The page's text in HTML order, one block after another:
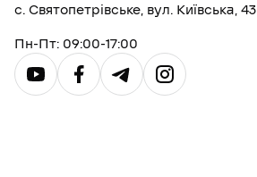
с. Святопетрівське, вул. Київська, 43
Пн-Пт: 09:00-17:00